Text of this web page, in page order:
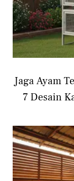
Jaga Ayam
7 Desain